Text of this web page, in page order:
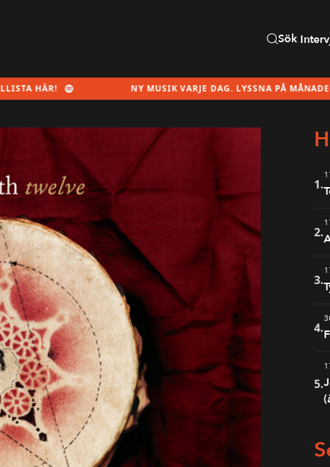
Sök
NY MUSIK VARJE DAG. LYSSNA PÅ MÅNADENS
1.
2.
3.
4.
5.